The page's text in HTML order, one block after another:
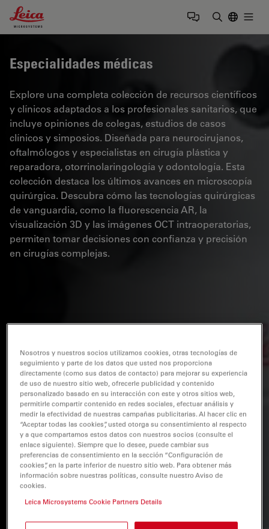
Leica Microsystems Logo
Especialidades médicas
Explore una completa colección de recursos científicos
y clínicos adaptados a los profesionales sanitarios, que
incluye opiniones de colegas, estudios de casos
clínicos y simposios. Diseñada para neurocirujanos,
oftalmólogos y especialistas en cirugía plástica y
reparadora, otorrinolaringología y odontología. Esta
colección destaca los últimos avances en microscopía
quirúrgica. Descubra cómo las tecnologías quirúrgicas
de vanguardia, como la fluorescencia AR, la
visualización 3D y las imágenes OCT intraoperatorias,
permiten tomar decisiones con confianza y precisión
en cirugías complejas.
Nosotros y nuestros socios utilizamos cookies, otras tecnologías de
seguimiento y parte de los datos que usted nos proporciona
directamente (como sus datos de contacto) para mejorar su experiencia
de uso de nuestro sitio web, ofrecerle publicidad y contenido
personalizado basado en su interacción con este y otros sitios web,
permitirle compartir contenido en redes sociales, efectuar análisis y
medir la efectividad de nuestras campañas publicitarias. Al hacer clic en
“Aceptar todas las cookies”, usted otorga su consentimiento al respecto
y a que compartamos estos datos con nuestros socios (consulte el
enlace siguiente). Siempre que lo desee, puede cambiar sus
preferencias de consentimiento en la sección “Configuración de
cookies”, en la parte inferior de nuestro sitio web. Para obtener más
información sobre nuestras políticas, consulte nuestro Aviso de
cookies.
Leica Microsystems Cookie Partners Details